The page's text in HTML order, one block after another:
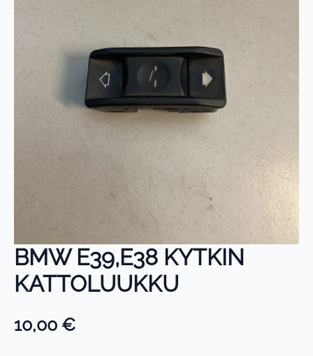
BMW E39,E38 KYTKIN
KATTOLUUKKU
10,00 €